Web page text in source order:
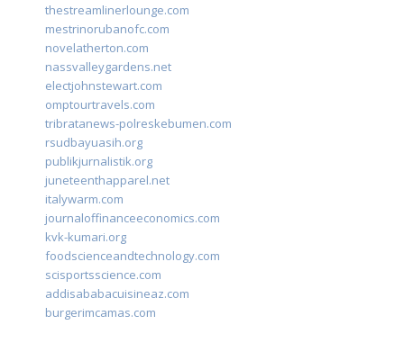
thestreamlinerlounge.com
mestrinorubanofc.com
novelatherton.com
nassvalleygardens.net
electjohnstewart.com
omptourtravels.com
tribratanews-polreskebumen.com
rsudbayuasih.org
publikjurnalistik.org
juneteenthapparel.net
italywarm.com
journaloffinanceeconomics.com
kvk-kumari.org
foodscienceandtechnology.com
scisportsscience.com
addisababacuisineaz.com
burgerimcamas.com